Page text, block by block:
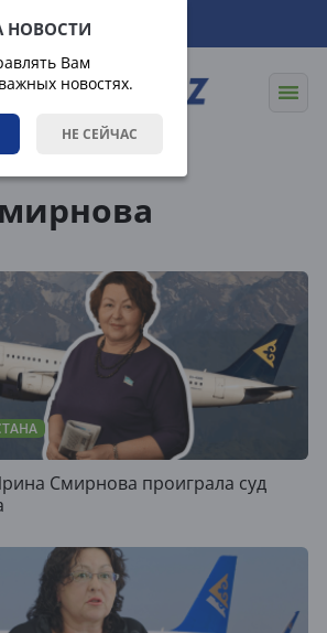
НОВОСТИ
Вам
новостях.
НЕ СЕЙЧАС
Смирнова проиграла суд